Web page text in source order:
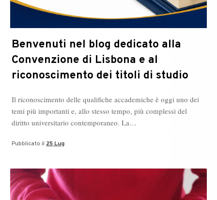
Benvenuti nel blog dedicato alla
Convenzione di Lisbona e al
riconoscimento dei titoli di studio
Il riconoscimento delle qualifiche accademiche è oggi uno dei
temi più importanti e, allo stesso tempo, più complessi del
diritto universitario contemporaneo. La…
Pubblicato il 25 Lug